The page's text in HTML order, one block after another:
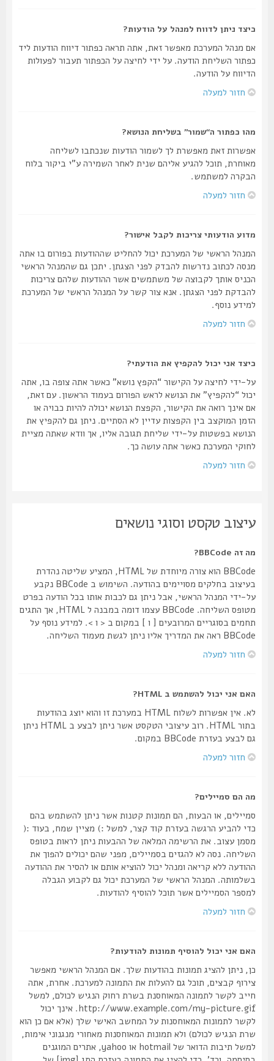
כיצד ניתן לדווח למנהל על הודעות?
אם מנהל המערכת מאפשר זאת, אתה תראה כפתור דיווח הודעות ליד
כפתור השליחת הודעה. על ידי לחיצה על הכפתור תעבור לפעולות
הדיווח על הודעה.
חזור למעלה
מהו כפתור ה“שמור” בשליחת הנושא?
אפשרות זאת מאפשרת לך לשמור הודעות שנכתבו לשליחה
מאוחרת, תוכל להגיע אליהם שנית לאחר השמירה ע"י ביקור בלוח
הבקרה למשתמש.
חזור למעלה
מדוע הודעותי צריכות לקבל אישור?
המנהל הראשי של המערכת יכול להחליט שההודעות בפורום בו אתה
מנסה לכתוב נדרשות להבדק לפני הצגתן. יתכן גם שהמנהל הראשי
הכניס אותך לקבוצה של משתמשים אשר ההודעות שלהם צריכות
להבדקת לפני הצגתן. אנא צור קשר על המנהל הראשי של המערכת
למידע נוסף.
חזור למעלה
כיצד אני יכול להקפיץ את הודעתי?
על-ידי לחיצה על הקישור “הקפץ נושא” כאשר אתה צופה בו, אתה
יכול “להקפיץ” את הנושא לראש הפורום בעמוד הראשון. עם זאת,
אם אינך רואה את הקישור, הקפצת הנושא יכולה להיות כבויה או
הזמן המוקצב בין הקפצות עדיין לא הסתיים. ניתן גם להקפיץ את
הנושא בפשטות על-ידי שליחת תגובה אליו, אך וודא שאתה מציית
לחוקי המערכת כאשר אתה עושה כך.
חזור למעלה
עיצוב טקסט וסוגי נושאים
מה זה BBCode?
BBCode הוא צורה מיוחדת של HTML, המציע שליטה נהדרת
בעיצוב בחלקים מסויימים בהודעה. השימוש ב BBCode נקבע
על-ידי המנהל הראשי, אבל ניתן גם לכבות אותו בכל הודעה בפרט
מטופס השליחה. BBCode עצמו דומה במבנה ל HTML, אך התגים
תחמים בסוגריים המרובעים [ ו ] במקום ב < ו >. למידע נוסף על
BBCode ראה את המדריך אליו ניתן לגשת מעמוד השליחה.
חזור למעלה
האם אני יכול להשתמש ב HTML?
לא. אין אפשרות לשלוח HTML במערכת זו והוא יוצג בהודעות
בתור HTML. רוב עיצובי הטקסט אשר ניתן לבצע ב HTML ניתן
גם לבצע בעזרת BBCode במקום.
חזור למעלה
מה הם סמיילים?
סמיילים, או הבעות, הם תמונות קטנות אשר ניתן להשתמש בהם
כדי להביע הרגשה בעזרת קוד קצר, למשל :) מציין שמח, בעוד :(
מסמן עצוב. את הרשימה המלאה של ההבעות ניתן לראות בטופס
השליחה. נסה לא להגזים בסמיילים, מפני שהם יכולים להפוך את
ההודעה ללא קריאה ומנהל יכול להוציא אותם או להסיר את ההודעה
בשלמותה. המנהל הראשי של המערכת יכול גם לקבוע הגבלה
למספר הסמיילים אשר תוכל להוסיף להודעות.
חזור למעלה
האם אני יכול להוסיף תמונות להודעות?
כן, ניתן להציג תמונות בהודעות שלך. אם המנהל הראשי מאפשר
צירוף קבצים, תוכל גם להעלות את התמונה למערכת. אחרת, אתה
חייב לקשר לתמונה המאוחסנת בשרת רחוק הנגיש לכולם, למשל
http://www.example.com/my-picture.gif. אינך יכול
לקשר לתמונות המאוחסנות על המחשב האישי שלך (אלא אם כן הוא
שרת הנגיש לכולם) ולא תמונות המאוחסנות מאחורי מנגנוני אימות,
למשל תיבות הדואר של hotmail או yahoo, אתרים המוגנים